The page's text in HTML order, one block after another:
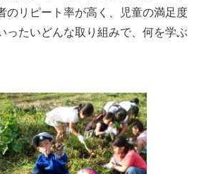
のリピート率が高く、児童の満足度
ったいどんな取り組みで、何を学ぶ